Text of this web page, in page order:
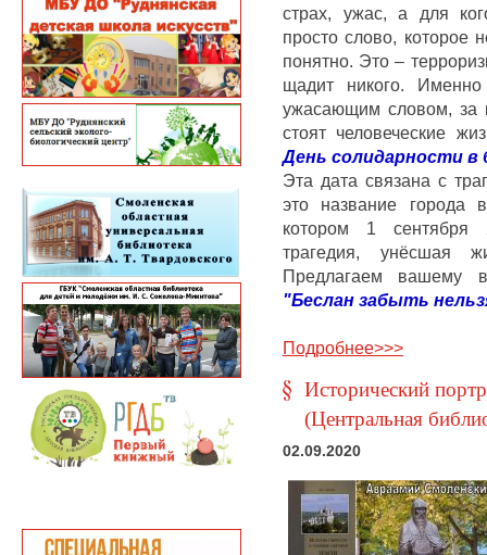
страх, ужас, а для
просто слово, которое
понятно. Это –
щадит никого.
ужасающим словом, за
стоят человеческие
День солидарности в
Эта дата связана с
это название города
котором 1 сентября
трагедия, унёсшая
Предлагаем вашему
"Беслан забыть
Подробнее>>>
Исторический
(Центральная
02.09.2020